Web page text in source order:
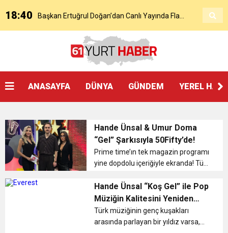
18:40 Başkan Ertuğrul Doğan’dan Canlı Yayında Flaş
Salah’ın Trabzon Programı Netleşti! Geliyor
Bildirdi
20:05 Trabzonspor Muhammed Salah Transferini
Tamamladı
9:50 MGD’DEN ANITKABİR’E ANLAMLI ZİYARET
Trabzonspor Mitongo Transferini KAP’a Bildirdi
ANASAYFA DÜNYA GÜNDEM YEREL
Hande Ünsal & Umur Doma
“Gel” Şarkısıyla 50Fifty’de!
Prime time’ın tek magazin programı
yine dopdolu içeriğiyle ekranda! Türk
kuşağındaki tek magazin programı
50Fifty, yeni bölümüyle bu hafta da
izleyicilere gündemin nabz...
Hande Ünsal “Koş Gel” ile Pop
Müziğin Kalitesini Yeniden
Tanımlıyor
Türk müziğinin genç kuşakları
arasında parlayan bir yıldız varsa,